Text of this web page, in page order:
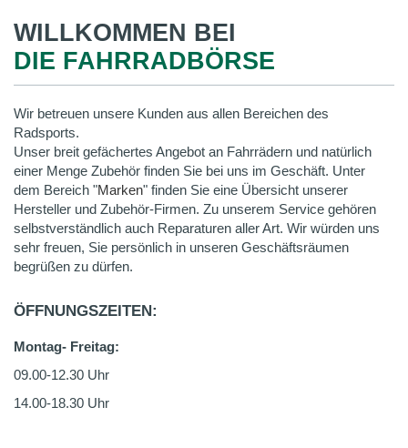
WILLKOMMEN BEI
DIE FAHRRADBÖRSE
Wir betreuen unsere Kunden aus allen Bereichen des
Radsports.
Unser breit gefächertes Angebot an Fahrrädern und natürlich
einer Menge Zubehör finden Sie bei uns im Geschäft. Unter
dem Bereich "Marken" finden Sie eine Übersicht unserer
Hersteller und Zubehör-Firmen. Zu unserem Service gehören
selbstverständlich auch Reparaturen aller Art. Wir würden uns
sehr freuen, Sie persönlich in unseren Geschäftsräumen
begrüßen zu dürfen.
ÖFFNUNGSZEITEN:
Montag- Freitag:
09.00-12.30 Uhr
14.00-18.30 Uhr